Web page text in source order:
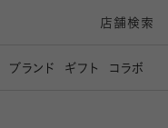
店舗検索
ブランド ギフト コラボ